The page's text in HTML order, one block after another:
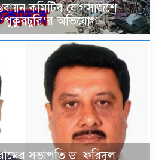
কমিটির যোগসাজশে
অভিযোগ
সভাপতি ড. ফরিদুল